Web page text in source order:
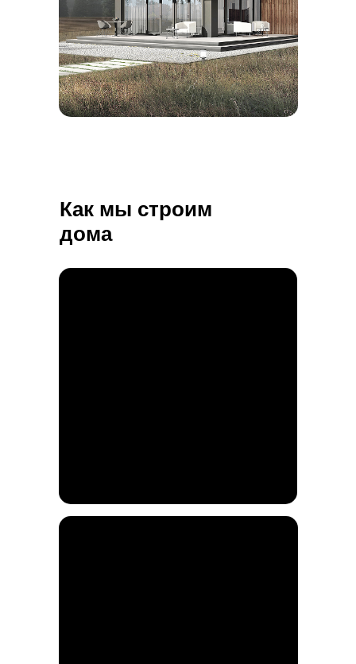
Как мы строим
дома